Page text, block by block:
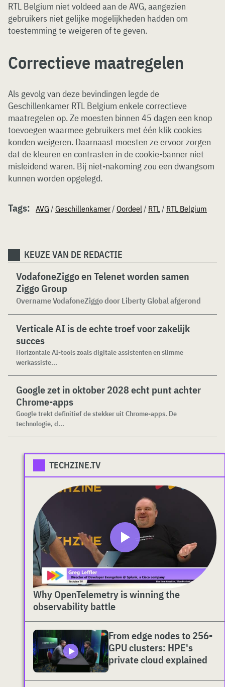
RTL Belgium niet voldeed aan de AVG, aangezien
gebruikers niet gelijke mogelijkheden hadden om
toestemming te weigeren of te geven.
Correctieve maatregelen
Als gevolg van deze bevindingen legde de
Geschillenkamer RTL Belgium enkele correctieve
maatregelen op. Ze moesten binnen 45 dagen een knop
toevoegen waarmee gebruikers met één klik cookies
konden weigeren. Daarnaast moesten ze ervoor zorgen
dat de kleuren en contrasten in de cookie-banner niet
misleidend waren. Bij niet-nakoming zou een dwangsom
kunnen worden opgelegd.
Tags: AVG / Geschillenkamer/ Oordeel/ RTL/ RTL Belgium
KEUZE VAN DE REDACTIE
VodafoneZiggo en Telenet worden samen
Ziggo Group
Overname VodafoneZiggo door Liberty Global afgerond
Verticale AI is de echte troef voor zakelijk
succes
Horizontale AI-tools zoals digitale assistenten en slimme
werkassiste...
Google zet in oktober 2028 echt punt achter
Chrome-apps
Google trekt definitief de stekker uit Chrome-apps. De
technologie, d...
TECHZINE.TV
Why OpenTelemetry is winning the
observability battle
From edge nodes to 256-
GPU clusters: HPE's
private cloud explained